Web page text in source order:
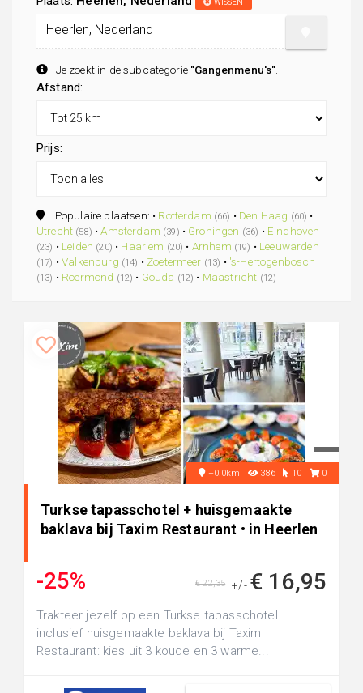
Je zoekt in de subcategorie "Gangenmenu's"
Afstand:
Prijs:
Populaire plaatsen: • Rotterdam (66) • Den Haag (60) •
Utrecht (58) •Amsterdam (39) • Groningen (36) • Eindhoven
(23) • Leiden (20) • Haarlem (20) • Arnhem (19) • Leeuwarden
(17) •Valkenburg (14) • Zoetermeer (13) • 's-Hertogenbosch
(13) • Roermond (12) • Gouda (12) • Maastricht (12)
+0.0km 386 10 0
Turkse tapasschotel + huisgemaakte
baklava bij Taxim Restaurant • in Heerlen
-25% +/- € 16,95
€ 22,35
Trakteer jezelf op een Turkse tapasschotel
inclusief huisgemaakte baklava bij Taxim
Restaurant: kies uit 3 koude en 3 warme...